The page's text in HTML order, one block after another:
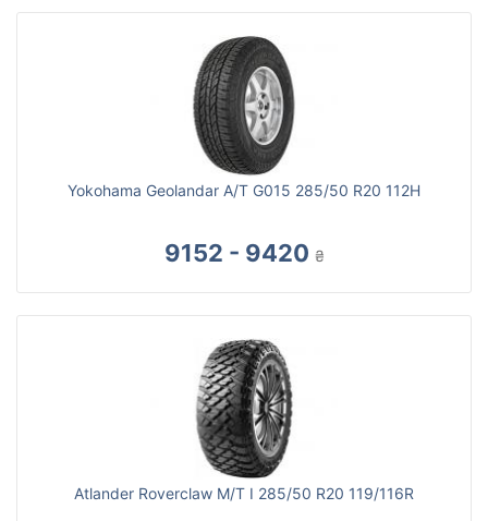
Yokohama Geolandar A/T G015 285/50 R20 112H
9152 - 9420 ₴
Atlander Roverclaw M/T I 285/50 R20 119/116R